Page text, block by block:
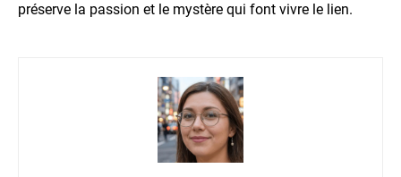
préserve la passion et le mystère qui font vivre le lien.